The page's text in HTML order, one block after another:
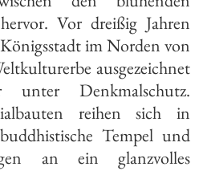
Vor dreißig Jahren
im Norden von
ausgezeichnet
Denkmalschutz.
reihen sich in
Tempel und
an ein glanzvolles